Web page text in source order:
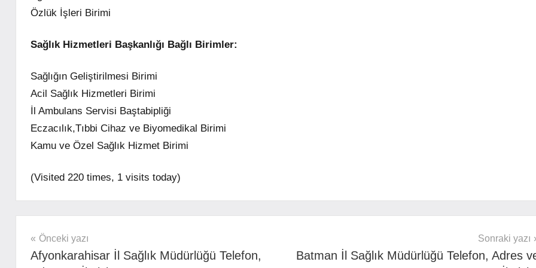
Özlük İşleri Birimi
Sağlık Hizmetleri Başkanlığı Bağlı Birimler:
Sağlığın Geliştirilmesi Birimi
Acil Sağlık Hizmetleri Birimi
İl Ambulans Servisi Baştabipliği
Eczacılık,Tıbbi Cihaz ve Biyomedikal Birimi
Kamu ve Özel Sağlık Hizmet Birimi
(Visited 220 times, 1 visits today)
Yazı
gezinmesi
Önceki yazı
Afyonkarahisar İl Sağlık Müdürlüğü Telefon,
Sonraki yazı
Batman İl Sağlık Müdürlüğü Telefon, Adres